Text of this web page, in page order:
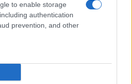
to enable storage
authentication
prevention, and other
érzem ezt a
még a nagyapák és
is. Ha Gadó János
kevésbé), akkor egy